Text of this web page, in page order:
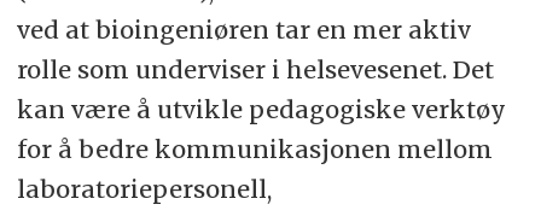
blant annet å undersøke
helsepersonell sin
prosedyrekunnskap når det gjelder
kvalitetssikring og om annet
helsepersonell er bevisst på verdien
In total 21 laboratories
answered the questionnaire, giving a
response rate of 77.8 %. The results
show that research areas within the
categories pre-analysis and analysis
ved at bioingeniøren tar en mer aktiv
rolle som underviser i helsevesenet. Det
kan være å utvikle pedagogiske verktøy
for å bedre kommunikasjonen mellom
laboratoriepersonell,